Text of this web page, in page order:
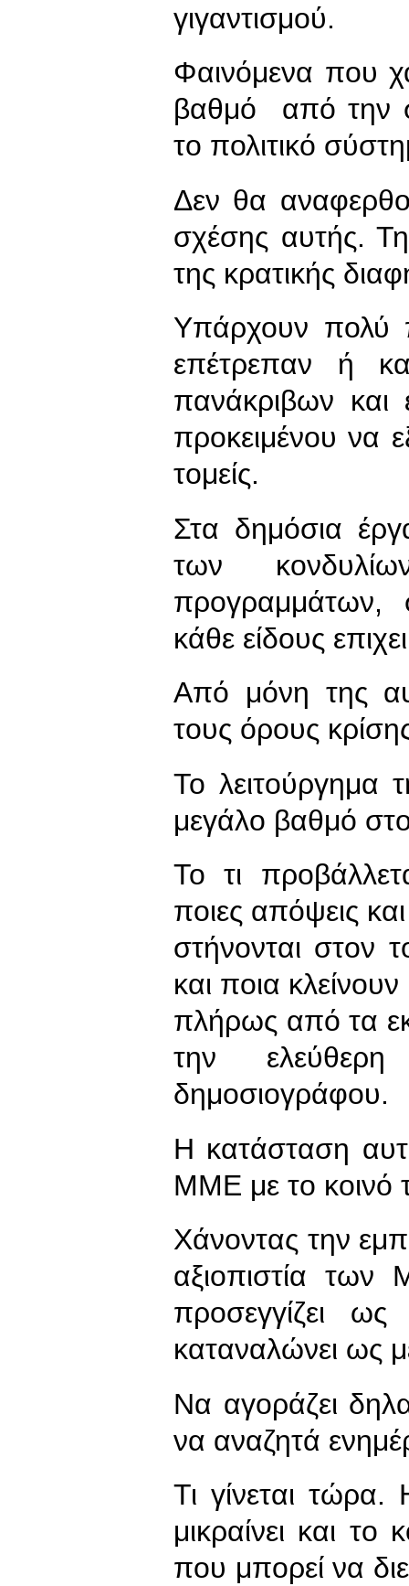
γιγαντισμού.
Φαινόμενα που
βαθμό από την
το πολιτικό
Δεν θα
σχέσης αυτής.
της κρατικής
Υπάρχουν πολύ
επέτρεπαν ή
πανάκριβων και
προκειμένου να
τομείς.
Στα δημόσια
των
κάθε είδους
Από μόνη της
τους όρους
Το λειτούργημα
μεγάλο βαθμό
Το τι
ποιες απόψεις
στήνονται στον
και ποια
πλήρως από τα
την
δημοσιογράφου.
Η κατάσταση
ΜΜΕ με το κοινό
Χάνοντας την
αξιοπιστία
προσεγγίζει
καταναλώνει ως
Να αγοράζει
να αναζητά
Τι γίνεται τώρα.
μικραίνει και
που μπορεί να